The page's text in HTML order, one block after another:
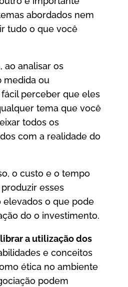
abordados nem
tudo o que você
ao analisar os
medida ou
perceber que eles
tema que você
todos os
com a realidade do
o custo e o tempo
esses
elevados o que pode
do o investimento.
a utilização dos
e conceitos
ética no ambiente
podem